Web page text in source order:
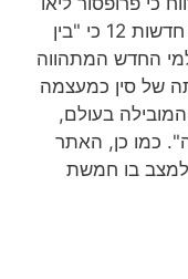
ליידרמן אמר בועידת המשפיעים של חדשות 12 כי "בין
החדש המתהווה
של סין כמעצמה
בעולם,
כמו כן, האתר
למצב בו חמשת